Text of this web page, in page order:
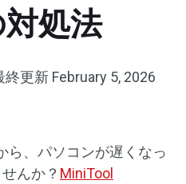
処法
終更新 February 5, 2026
ら、パソコンが遅くなっ
んか？ MiniTool